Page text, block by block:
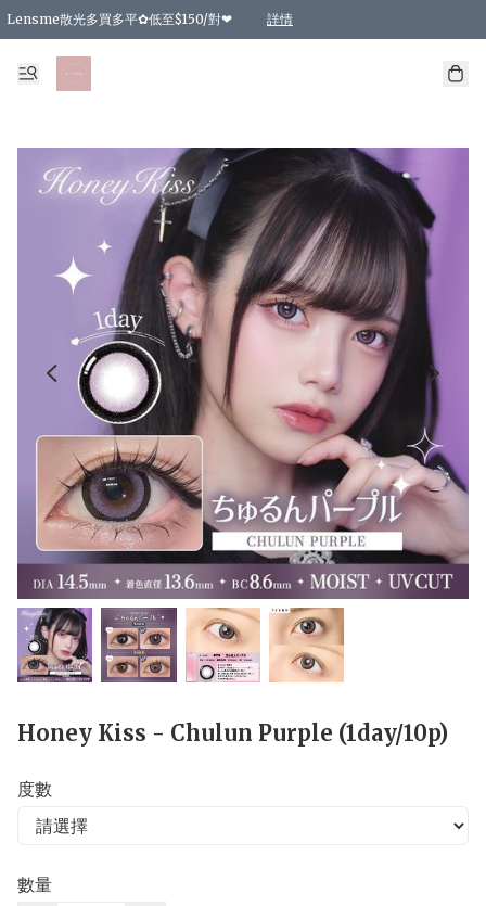
Lensme散光多買多平✿低至$150/對❤ 詳情
台灣Karacon⁩✧日拋 特價清貨❁⃘
日本韓國多款日/月拋現貨☼ 特價❤︎數量有限 售完即止
🇰🇷韓國多款月拋現貨 特價兩對$99✿數量有限 售完即止♫
精選商品，任選買2件或以上9 折；買4件或以上85 折；買6件或以上8 折
精選商品，任選買2件HKD 140.00；買4件HKD 260.00
精選商品，任選買2件HKD 190.00；買4件HKD 360.00
精選商品，任選買2件HKD 110.00；買4件HKD 180.00
精選商品，任選買2件HKD 170.00；買4件HKD 320.00
精選商品，任選買2件或以上減HKD 148.00
精選商品，任選買2件或以上減HKD 148.00
精選商品，任選買2件或以上95 折；買4件或以上9 折；買6件或以上85 折；買8件
精選商品，任選買12件或以上87 折
精選商品，任選買2件或以上減HKD 16.00；買4件或以上減HKD 32.00；買6
精選商品，任選買2件或以上95 折；買4件或以上9 折；買8件或以上85 折；買12
購物滿 HKD 800.00即享免運費優惠！（適用於 特定的送貨方式 )
Honey Kiss - Chulun Purple (1day/10p)
度數
數量